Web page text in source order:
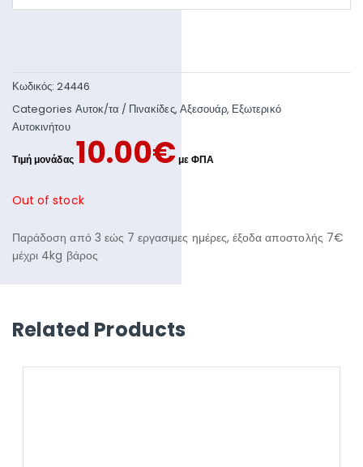
Κωδικός:24446
Categories Αυτοκ/τα / Πινακίδες, Αξεσουάρ, Εξωτερικό
Αυτοκινήτου
10.00€
Out of stock
Παράδοση από 3 εώς 7 εργασιμες ημέρες, έξοδα αποστολής 7€
μέχρι 4kg βάρος
Related Products